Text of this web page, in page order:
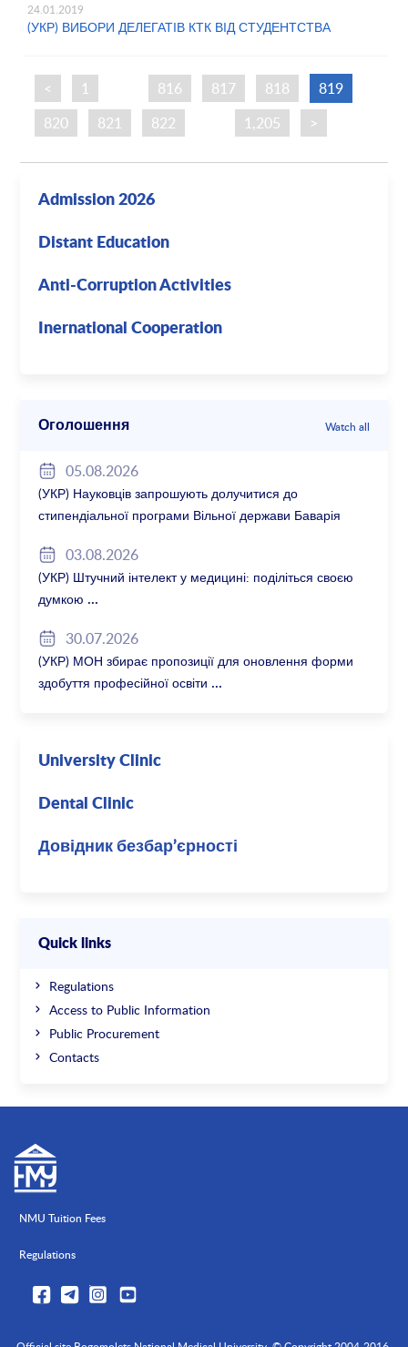
24.01.2019
(УКР) ВИБОРИ ДЕЛЕГАТІВ КТК ВІД СТУДЕНТСТВА
< 1 816 817 818
819
820
821 822 1,205 >
Admission 2026
Distant Education
Anti-Corruption Activities
Inernational Cooperation
Оголошення Watch all
05.08.2026
(УКР) Науковців запрошують долучитися до
стипендіальної програми Вільної держави Баварія
03.08.2026
(УКР) Штучний інтелект у медицині: поділіться своєю
думкою
30.07.2026
(УКР) МОН збирає пропозиції для оновлення форми
здобуття професійної освіти
University Clinic
Dental Clinic
Довідник безбар’єрності
Quick links
Regulations
Access to Public Information
Public Procurement
Contacts
NMU Tuition Fees
Regulations